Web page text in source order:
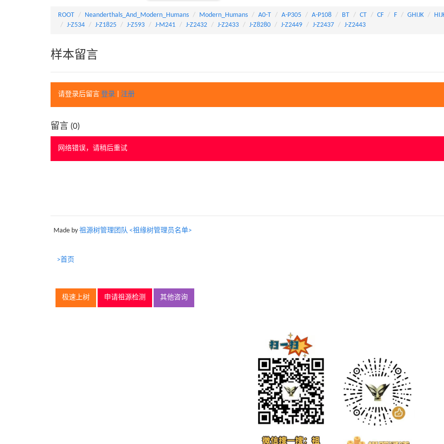
ROOT Neanderthals_And_Modern_Humans Modern_Humans A0-T A-P305 A-P108 BT CT CF F GHIJK
J-Z534
J-Z1825 J-Z593 J-M241 J-Z2432 J-Z2433 J-Z8280 J-Z2449 J-Z2437 J-Z2443
样本留言
请登录后留言 登录 注册
留言 (0)
网络错误，请稍后重试
Made by 祖源树管理团队 <祖缘树管理员名单>
>首页
极速上树 申请祖源检测 其他咨询